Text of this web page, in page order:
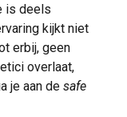
is deels
kijkt niet
erbij, geen
overlaat,
je aan de safe